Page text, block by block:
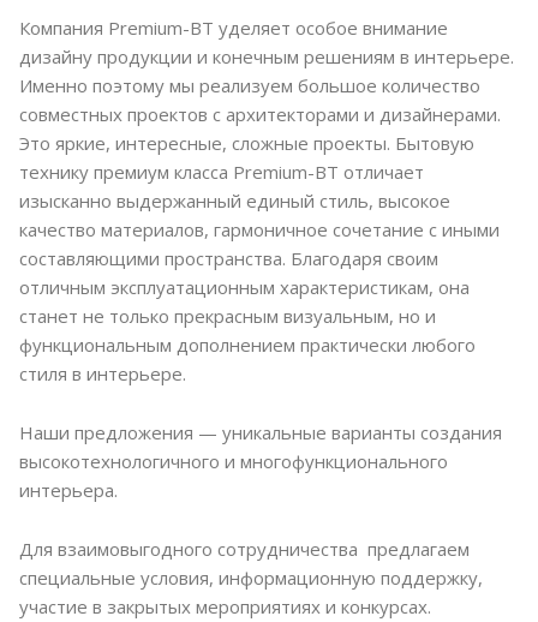
Компания Premium-BT уделяет особое внимание
дизайну продукции и конечным решениям в интерьере.
Именно поэтому мы реализуем большое количество
совместных проектов с архитекторами и дизайнерами.
Это яркие, интересные, сложные проекты. Бытовую
технику премиум класса Premium-BT отличает
изысканно выдержанный единый стиль, высокое
качество материалов, гармоничное сочетание с иными
составляющими пространства. Благодаря своим
отличным эксплуатационным характеристикам, она
станет не только прекрасным визуальным, но и
функциональным дополнением практически любого
стиля в интерьере.
Наши предложения — уникальные варианты создания
высокотехнологичного и многофункционального
интерьера.
Для взаимовыгодного сотрудничества предлагаем
специальные условия, информационную поддержку,
участие в закрытых мероприятиях и конкурсах.